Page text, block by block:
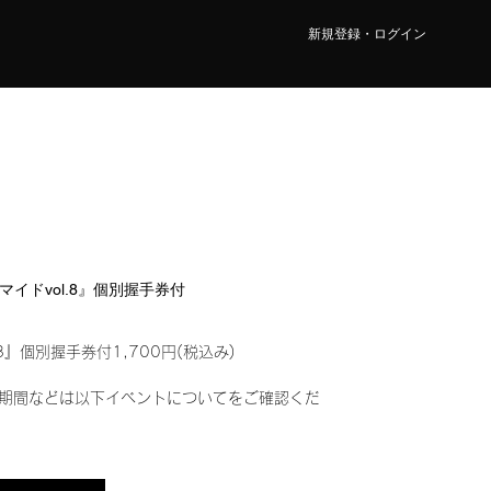
新規登録・ログイン
イドvol.8』個別握手券付
』個別握手券付1,700円(税込み)
間などは以下イベントについてをご確認くだ